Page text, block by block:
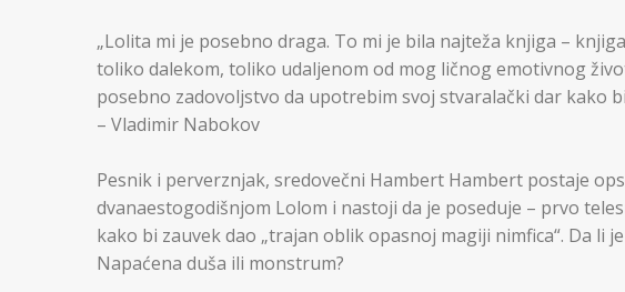
„Lolita mi je posebno draga. To mi je bila najteža knjiga –
toliko dalekom, toliko udaljenom od mog ličnog emotivnog
posebno zadovoljstvo da upotrebim svoj stvaralački dar kako
– Vladimir Nabokov
Pesnik i perverznjak, sredovečni Hambert Hambert postaje
dvanaestogodišnjom Lolom i nastoji da je poseduje – prvo
kako bi zauvek dao „trajan oblik opasnoj magiji nimfica“. Da li
Napaćena duša ili monstrum?